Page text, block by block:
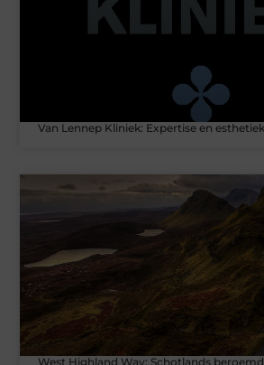
Van Lennep Kliniek: Expertise en
West Highland Way: Schotlands